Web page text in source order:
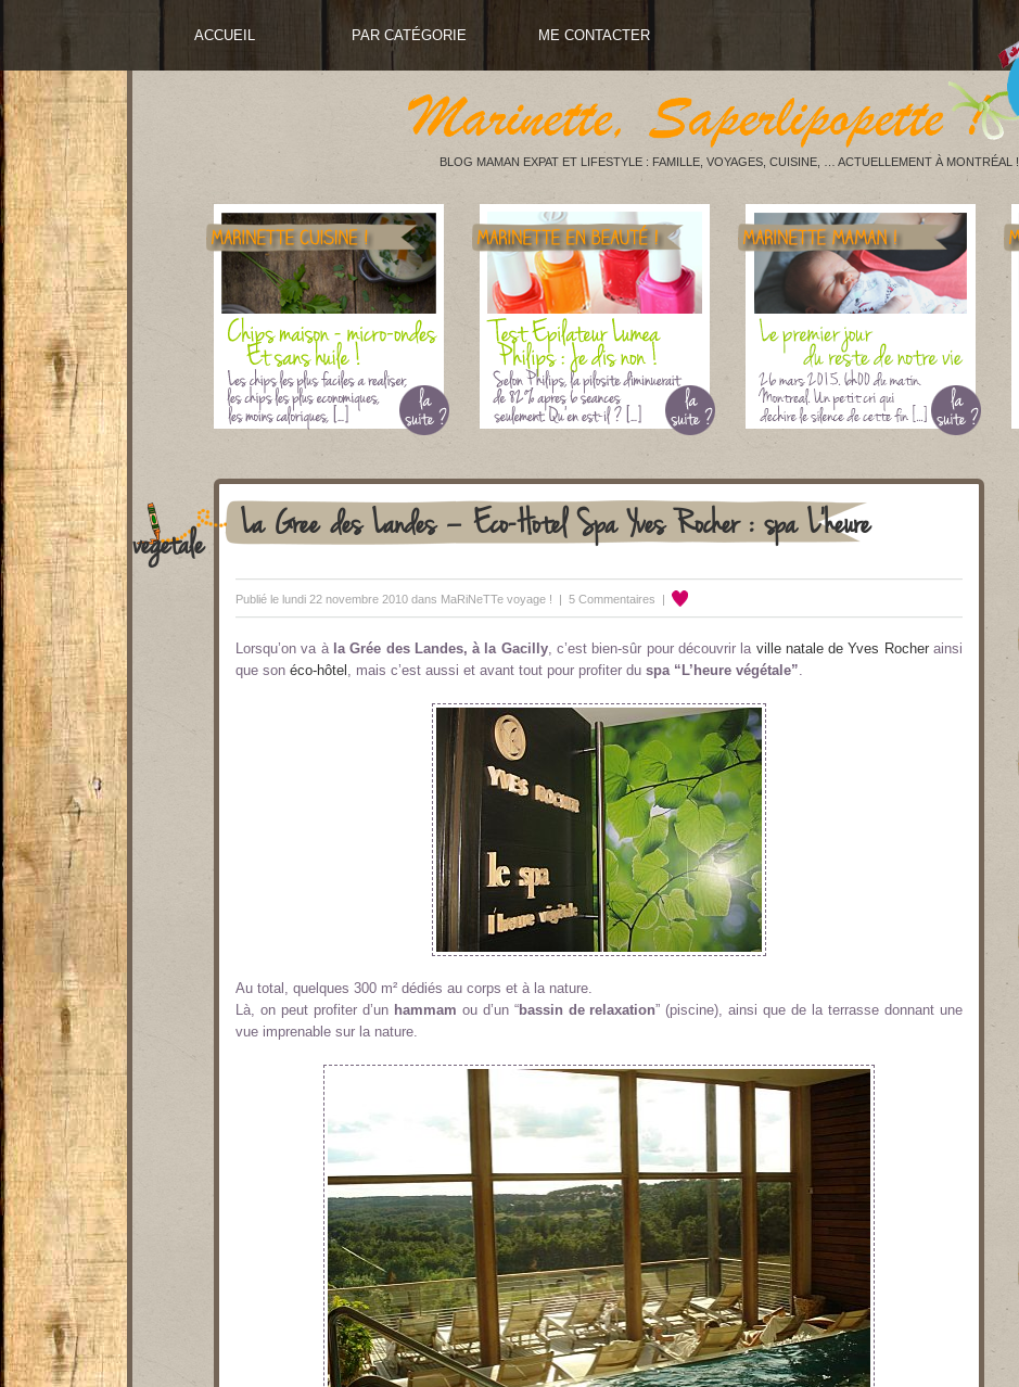
ACCUEIL PAR CATÉGORIE ME CONTACTER
BLOG MAMAN EXPAT ET LIFESTYLE : FAMILLE, VOYAGES, CUISINE, … ACTUELLEMENT À MONTRÉAL !
La Gree des Landes – Eco-Hotel Spa Yves Rocher : spa L’heure
vegetale
Publié le lundi 22 novembre 2010 dans MaRiNeTTe voyage ! | 5 Commentaires |
Lorsqu’on va à la Grée des Landes, à la Gacilly, c’est bien-sûr pour découvrir la ville natale de Yves Rocherainsi
que son éco-hôtel , mais c’est aussi et avant tout pour profiter du spa “L’heure végétale”.
Au total, quelques 300 m² dédiés au corps et à la nature.
Là, on peut profiter d’un hammam ou d’un “bassin de relaxation” (piscine), ainsi que de la terrasse donnant une
vue imprenable sur la nature.